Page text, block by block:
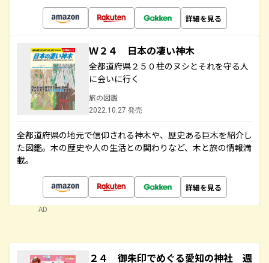
詳細を見る
Ｗ２４ 日本の凄い神木
全都道府県２５０柱のヌシとそれを守る人
に会いに行く
旅の図鑑
2022.10.27 発売
全都道府県の地元で信仰される神木や、歴史ある巨木を紹介し
た図鑑。木の歴史や人の生活との関わりなど、木と旅の情報満
載。
詳細を見る
AD
２４ 御朱印でめぐる愛知の神社 週